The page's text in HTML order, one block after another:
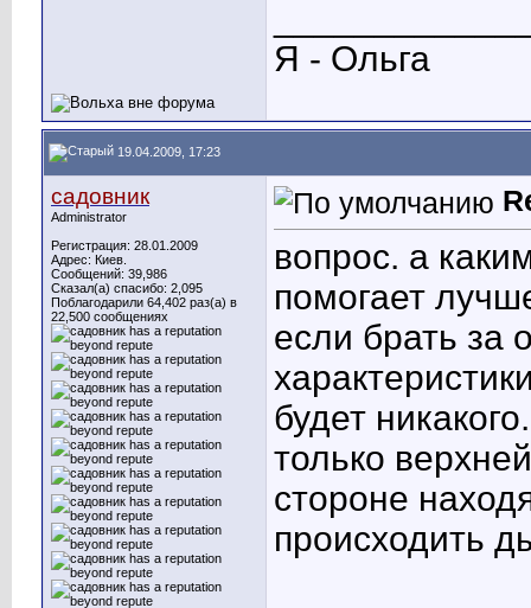
Я - Ольга
19.04.2009, 17:23
садовник
Administrator
Регистрация: 28.01.2009
Адрес: Киев.
Сообщений: 39,986
Сказал(а) спасибо: 2,095
Поблагодарили 64,402 раз(а) в
22,500 сообщениях
вопрос. а
помогает
если брать за
будет
только
стороне
происходить